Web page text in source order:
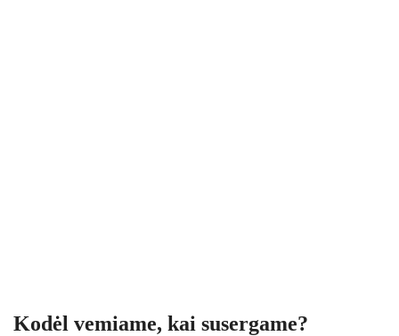
Kodėl vemiame, kai susergame?